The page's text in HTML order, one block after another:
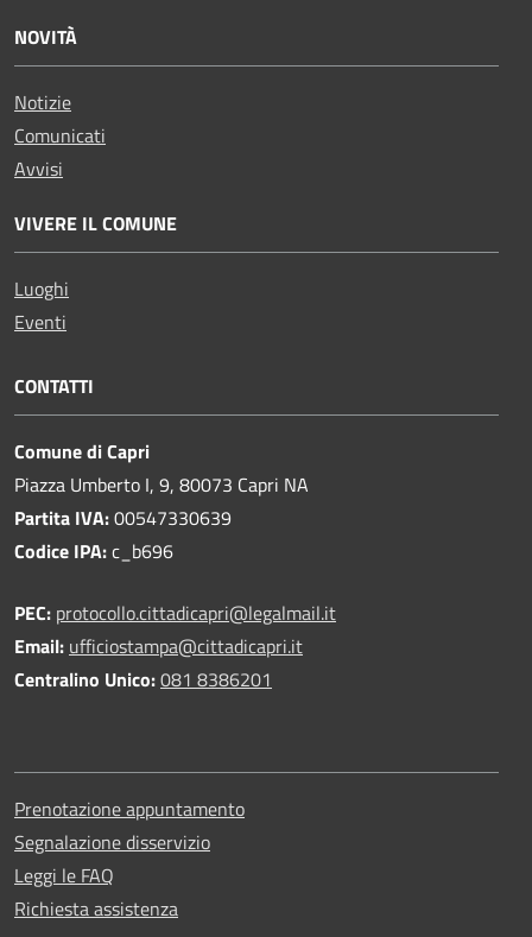
NOVITÀ
Notizie
Comunicati
Avvisi
VIVERE IL COMUNE
Luoghi
Eventi
CONTATTI
Comune di Capri
Piazza Umberto I, 9, 80073 Capri NA
Partita IVA:00547330639
Codice IPA:c_b696
PEC: protocollo.cittadicapri@legalmail.it
Email: ufficiostampa@cittadicapri.it
Centralino Unico:081 8386201
Prenotazione appuntamento
Segnalazione disservizio
Leggi le FAQ
Richiesta assistenza